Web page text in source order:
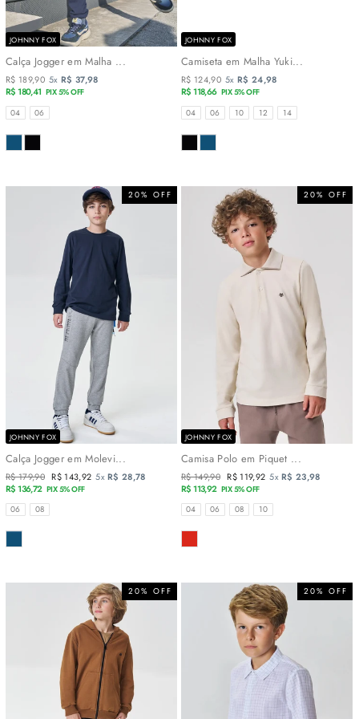
JOHNNY FOX
Calça Jogger em Malha ...
R$ 189,90 5x R$ 37,98
R$ 180,41 PIX 5% OFF
TAMANHOS
04 06
COR
JOHNNY FOX
Camiseta em Malha Yuki...
R$ 124,90 5x R$ 24,98
R$ 118,66 PIX 5% OFF
TAMANHOS
04 06 10 12 14
COR
20% OFF
JOHNNY FOX
Calça Jogger em Molevi...
Preço
normal
R$ 179,90 Preço
promocional
R$ 143,92 5xR$ 28,78
R$ 136,72 PIX 5% OFF
TAMANHOS
06 08
COR
20% OFF
JOHNNY FOX
Camisa Polo em Piquet ...
Preço
normal
R$ 149,90 Preço
promocional
R$ 119,92 5xR$ 23,98
R$ 113,92 PIX 5% OFF
TAMANHOS
04 06 08 10
COR
20% OFF 20% OFF